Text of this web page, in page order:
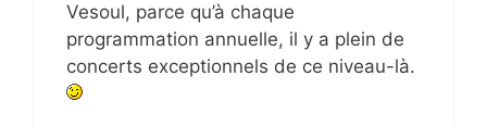
Vesoul, parce qu’à chaque
programmation annuelle, il y a plein de
concerts exceptionnels de ce niveau-là.